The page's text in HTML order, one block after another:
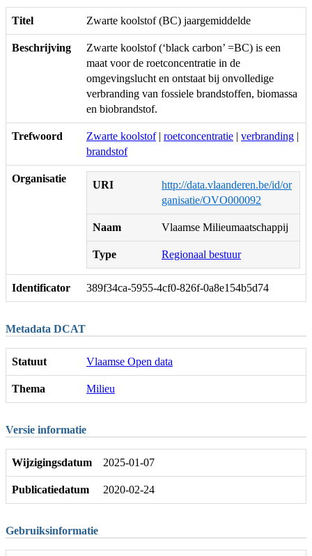
Titel Zwarte koolstof (BC) jaargemiddelde
Beschrijving
Zwarte koolstof (‘black carbon’ =BC) is een
maat voor de roetconcentratie in de
omgevingslucht en ontstaat bij onvolledige
verbranding van fossiele brandstoffen, biomassa
en biobrandstof.
Trefwoord Zwarte koolstof| roetconcentratie | verbranding |
brandstof
Organisatie
URI
http://data.vlaanderen.be/id/or
ganisatie/OVO000092
Naam Vlaamse Milieumaatschappij
Type Regionaal bestuur
Identificator 389f34ca-5955-4cf0-826f-0a8e154b5d74
Metadata DCAT
Statuut Vlaamse Open data
Thema Milieu
Versie informatie
Wijzigingsdatum 2025-01-07
Publicatiedatum 2020-02-24
Gebruiksinformatie